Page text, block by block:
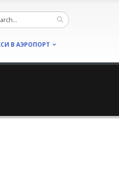
В АЭРОПОРТ